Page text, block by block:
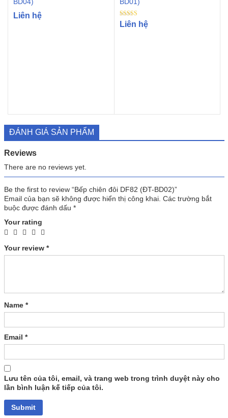
Liên hệ
Rated
5.00
Liên hệ
ĐÁNH GIÁ SẢN PHẨM
Reviews
There are no reviews yet.
Be the first to review “Bếp chiên đôi DF82 (ĐT-BD02)”
Email của bạn sẽ không được hiển thị công khai. Các trường bắt
buộc được đánh dấu *
Your rating
Your review *
Name *
Email *
Lưu tên của tôi, email, và trang web trong trình duyệt này cho
lần bình luận kế tiếp của tôi.